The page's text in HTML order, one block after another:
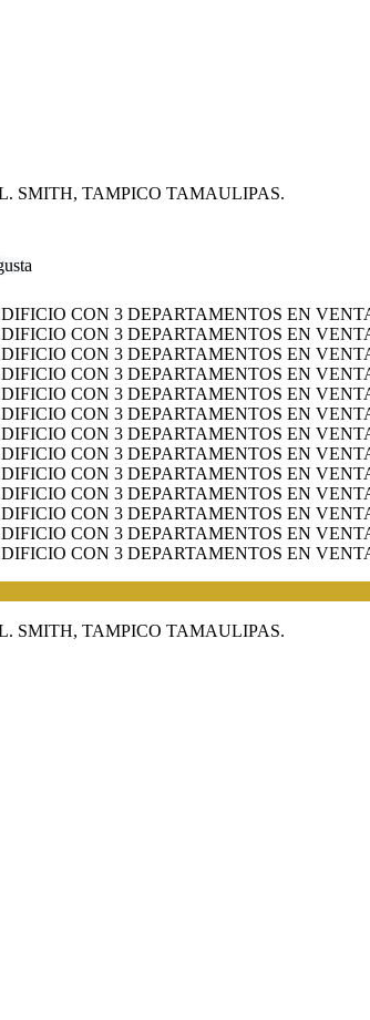
SMITH, TAMPICO TAMAULIPAS.
SMITH, TAMPICO TAMAULIPAS.